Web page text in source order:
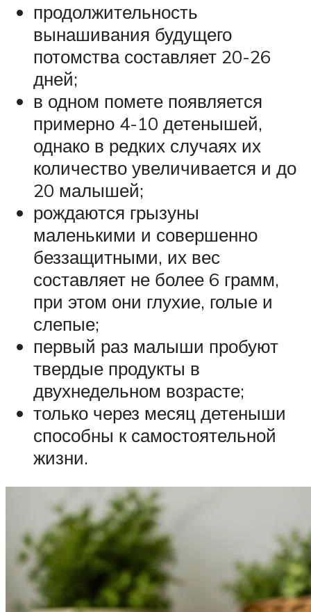
продолжительность
вынашивания будущего
потомства составляет 20-26
дней;
в одном помете появляется
примерно 4-10 детенышей,
однако в редких случаях их
количество увеличивается и до
20 малышей;
рождаются грызуны
маленькими и совершенно
беззащитными, их вес
составляет не более 6 грамм,
при этом они глухие, голые и
слепые;
первый раз малыши пробуют
твердые продукты в
двухнедельном возрасте;
только через месяц детеныши
способны к самостоятельной
жизни.